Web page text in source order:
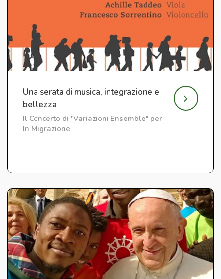
Una serata di musica, integrazione e
bellezza
Il Concerto di "Variazioni Ensemble" per
In Migrazione